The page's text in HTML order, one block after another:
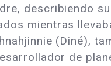
describiendo
mientras
(Diné),
de